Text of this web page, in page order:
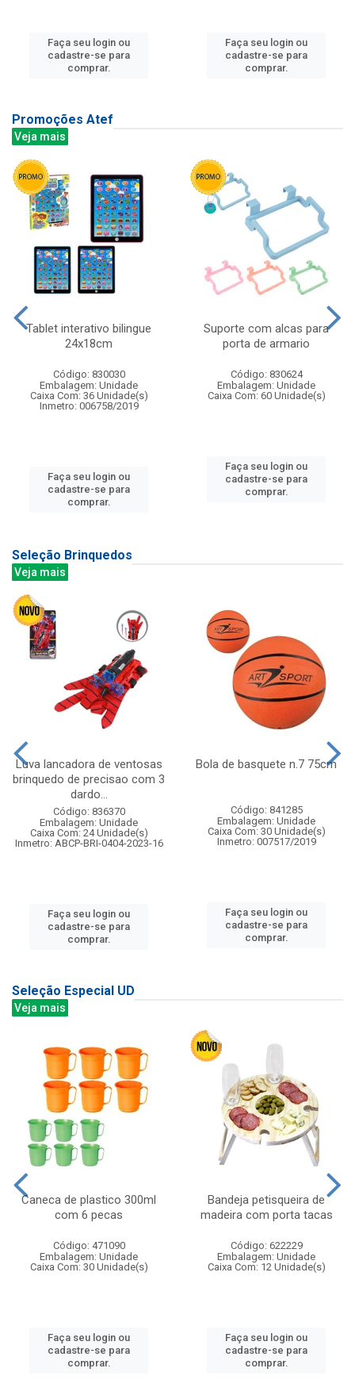
Faça seu login ou
cadastre-se para
comprar.
Faça seu login ou
cadastre-se para
comprar.
Promoções Atef
Veja mais
Tablet interativo bilingue
24x18cm
Código: 830030
Embalagem: Unidade
Caixa Com: 36 Unidade(s)
Inmetro: 006758/2019
Faça seu login ou
cadastre-se para
comprar.
Suporte com alcas para
porta de armario
Código: 830624
Embalagem: Unidade
Caixa Com: 60 Unidade(s)
Faça seu login ou
cadastre-se para
comprar.
Seleção Brinquedos
Veja mais
Luva lancadora de ventosas
brinquedo de precisao com 3
dardo...
Código: 836370
Embalagem: Unidade
Caixa Com: 24 Unidade(s)
Inmetro: ABCP-BRI-0404-2023-16
Faça seu login ou
cadastre-se para
comprar.
Bola de basquete n.7 75cm
Código: 841285
Embalagem: Unidade
Caixa Com: 30 Unidade(s)
Inmetro: 007517/2019
Faça seu login ou
cadastre-se para
comprar.
Seleção Especial UD
Veja mais
Caneca de plastico 300ml
com 6 pecas
Código: 471090
Embalagem: Unidade
Caixa Com: 30 Unidade(s)
Faça seu login ou
cadastre-se para
comprar.
Bandeja petisqueira de
madeira com porta tacas
Código: 622229
Embalagem: Unidade
Caixa Com: 12 Unidade(s)
Faça seu login ou
cadastre-se para
comprar.